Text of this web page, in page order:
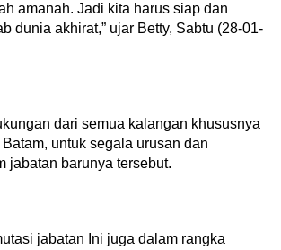
amanah. Jadi kita harus siap dan
dunia akhirat,” ujar Betty, Sabtu (28-01-
dari semua kalangan khususnya
untuk segala urusan dan
jabatan barunya tersebut.
jabatan Ini juga dalam rangka